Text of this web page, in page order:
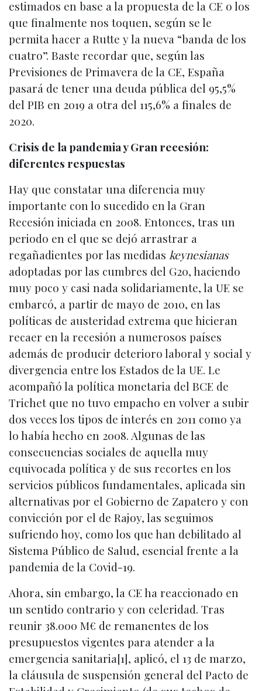
estimados en base a la propuesta de la CE o los
que finalmente nos toquen, según se le
permita hacer a Rutte y la nueva “banda de los
cuatro”. Baste recordar que, según las
Previsiones de Primavera de la CE, España
pasará de tener una deuda pública del 95,5%
del PIB en 2019 a otra del 115,6% a finales de
2020.
Crisis de la pandemia y Gran recesión:
diferentes respuestas
Hay que constatar una diferencia muy
importante con lo sucedido en la Gran
Recesión iniciada en 2008. Entonces, tras un
periodo en el que se dejó arrastrar a
regañadientes por las medidas keynesianas
adoptadas por las cumbres del G20, haciendo
muy poco y casi nada solidariamente, la UE se
embarcó, a partir de mayo de 2010, en las
políticas de austeridad extrema que hicieran
recaer en la recesión a numerosos países
además de producir deterioro laboral y social y
divergencia entre los Estados de la UE. Le
acompañó la política monetaria del BCE de
Trichet que no tuvo empacho en volver a subir
dos veces los tipos de interés en 2011 como ya
lo había hecho en 2008. Algunas de las
consecuencias sociales de aquella muy
equivocada política y de sus recortes en los
servicios públicos fundamentales, aplicada sin
alternativas por el Gobierno de Zapatero y con
convicción por el de Rajoy, las seguimos
sufriendo hoy, como los que han debilitado al
Sistema Público de Salud, esencial frente a la
pandemia de la Covid-19.
Ahora, sin embargo, la CE ha reaccionado en
un sentido contrario y con celeridad. Tras
reunir 38.000 M€ de remanentes de los
presupuestos vigentes para atender a la
emergencia sanitaria[1], aplicó, el 13 de marzo,
la cláusula de suspensión general del Pacto de